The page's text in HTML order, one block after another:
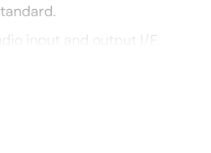
input and output I/F
communications @